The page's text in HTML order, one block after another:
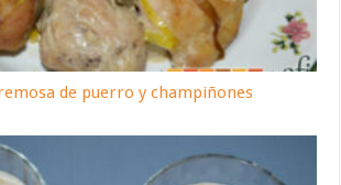
de puerro y champiñones